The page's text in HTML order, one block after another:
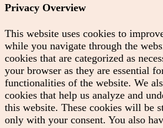
Privacy Overview
This website uses cookies to
while you navigate through the
cookies that are categorized as
your browser as they are essential
functionalities of the website. We
cookies that help us analyze and
this website. These cookies will be
only with your consent. You also